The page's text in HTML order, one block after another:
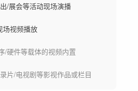
/展会等活动现场演播
场视频播放
/硬件等载体的视频内置
片/电视剧等影视作品或栏目